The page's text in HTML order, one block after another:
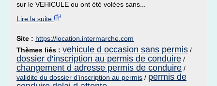
sur le VEHICULE ou ont été volées sans...
Lire la suite
Site : https://location.intermarche.com
Thèmes liés : vehicule d occasion sans permis /
dossier d'inscription au permis de conduire /
changement d adresse permis de conduire /
validite du dossier d'inscription au permis / permis de